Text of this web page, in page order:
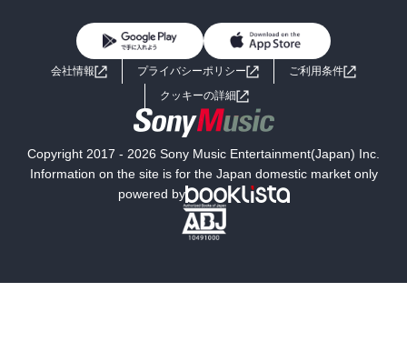
ライトノベル 男子向けラノベ
小説
海外小説
ミステリー SF
文学
よくあるご質問 お問い合わせ
会社情報 プライバシーポリシー
ご利用条件
クッキーの詳細
Copyright 2017 - 2026 Sony Music Entertainment(Japan) Inc.
Information on the site is for the Japan domestic market only
powered by